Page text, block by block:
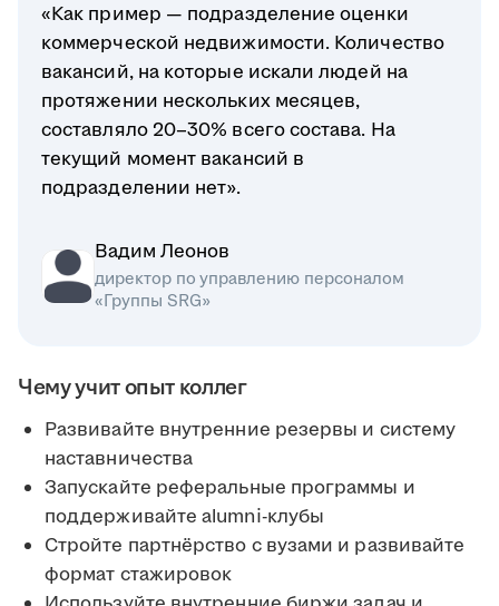
«Как пример — подразделение оценки
коммерческой недвижимости. Количество
вакансий, на которые искали людей на
протяжении нескольких месяцев,
составляло 20–30% всего состава. На
текущий момент вакансий в
подразделении нет».
Вадим Леонов
директор по управлению персоналом
«Группы SRG»
Чему учит опыт коллег
Развивайте внутренние резервы и систему
наставничества
Запускайте реферальные программы и
поддерживайте alumni-клубы
Стройте партнёрство с вузами и развивайте
формат стажировок